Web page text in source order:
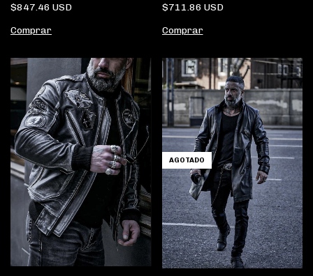
$847.46 USD
Comprar
$711.86 USD
Comprar
AGOTADO